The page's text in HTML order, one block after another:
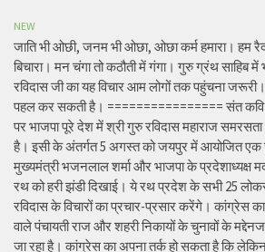
NEW
जाति भी ओछी, जनम भी ओछा, ओछा कर्म हमारा। हम
बिचारा। मन चंगा तो कठौती में गंगा। गुरु ग्रंथ साहिब
रविदास जी का यह विचार आम लोगों तक पहुंचना
पहल कर सकती है। ================ संत कवि
पर भाजपा पूरे देश में श्री गुरु रविदास महाराज
है। इसी के अंतर्गत 5 अगस्त को जयपुर में आयोजित एक
मुख्यमंत्री भजनलाल शर्मा और भाजपा के प्रदेशाध्यक्ष
रथ को हरी झंडी दिखाई। ये रथ प्रदेश के सभी 25
रविदास के विचारों का प्रचार-प्रसार करेंगे। कांग्रेस
वाले पंचायती राज और शहरी निकायों के चुनावों के
जा रहा है। कांग्रेस का अपना तर्क हो सकता है कि